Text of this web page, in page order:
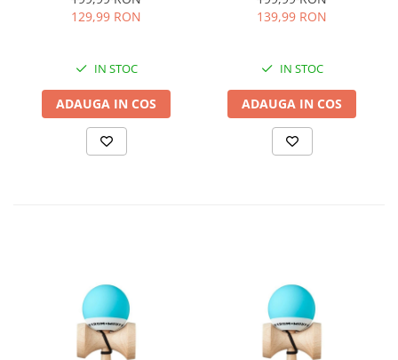
129,99 RON
IN STOC
ADAUGA IN COS
139,99 RON
IN STOC
ADAUGA IN COS